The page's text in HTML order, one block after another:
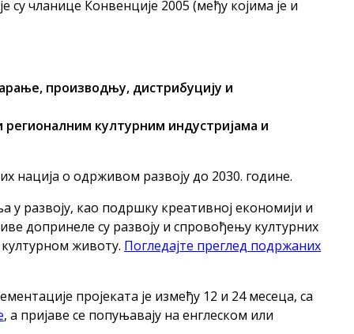
су чланице Конвенције 2005 (међу којима је и
производњу, дистрибуцију и
културним индустријама и
нација о одрживом развоју до 2030. године.
развоју, као подршку креативној економији и
допринеле су развоју и спровођењу културних
животу. Погледајте преглед подржаних
пројеката је између 12 и 24 месеца, са
, а пријаве се попуњавају на енглеском или